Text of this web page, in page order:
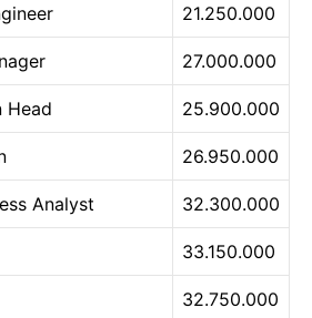
21.250.000
27.000.000
Head 25.900.000
26.950.000
Analyst 32.300.000
33.150.000
32.750.000